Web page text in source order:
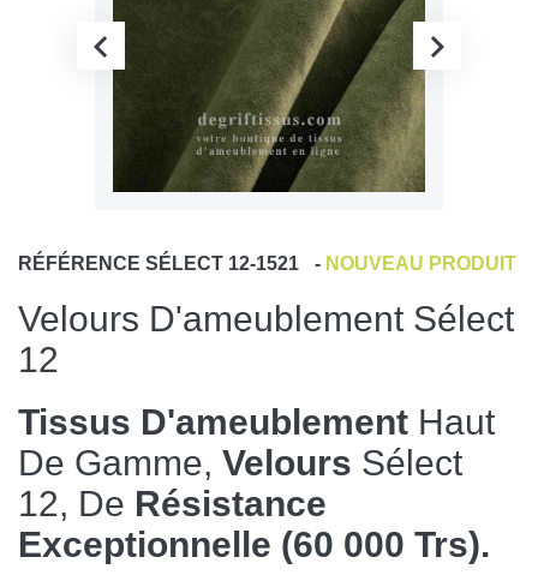
RÉFÉRENCE SÉLECT 12-1521 - NOUVEAU PRODUIT
Velours D'ameublement Sélect
12
Tissus D'ameublement Haut
De Gamme, Velours Sélect
12, De Résistance
Exceptionnelle (60 000 Trs).